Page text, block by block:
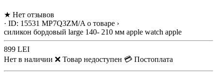
★ Нет отзывов
· ID: 15531 MP7Q3ZM/A о товаре ›
силикон бордовый large 140- 210 мм apple watch apple
899 LEI
Нет в наличии ❌ Товар недоступен 💳 Постоплата